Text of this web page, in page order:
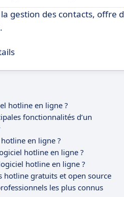
gestion des contacts,
hotline en ligne ?
fonctionnalités d’un
en ligne ?
hotline en ligne ?
hotline en ligne ?
hotline gratuits et open source
les plus connus